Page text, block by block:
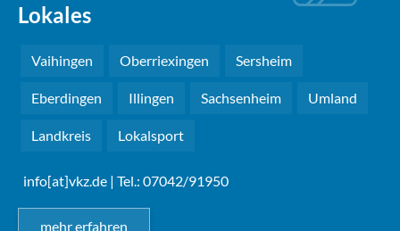
Lokales
Vaihingen Oberriexingen Sersheim
Eberdingen Illingen Sachsenheim Umland
Landkreis Lokalsport
info[at]vkz.de | Tel.: 07042/91950
mehr erfahren